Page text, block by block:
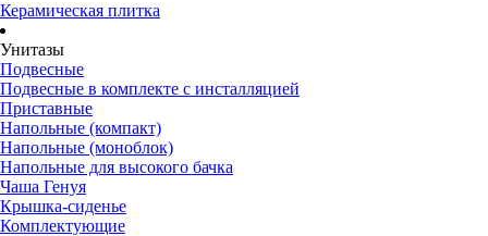
Керамическая плитка
Унитазы
Подвесные
Подвесные в комплекте с инсталляцией
Приставные
Напольные (компакт)
Напольные (моноблок)
Напольные для высокого бачка
Чаша Генуя
Крышка-сиденье
Комплектующие